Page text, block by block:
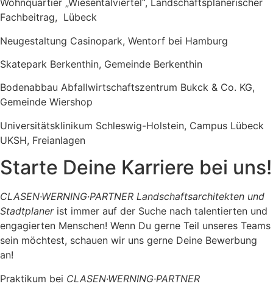
Wohnquartier „Wiesentalviertel“, Landschaftsplanerischer
Fachbeitrag, Lübeck
Neugestaltung Casinopark, Wentorf bei Hamburg
Skatepark Berkenthin, Gemeinde Berkenthin
Bodenabbau Abfallwirtschaftszentrum Bukck & Co. KG,
Gemeinde Wiershop
Universitätsklinikum Schleswig-Holstein, Campus Lübeck
UKSH, Freianlagen
Starte Deine Karriere bei uns!
CLASEN·WERNING·PARTNER Landschaftsarchitekten und
Stadtplaner ist immer auf der Suche nach talentierten und
engagierten Menschen! Wenn Du gerne Teil unseres Teams
sein möchtest, schauen wir uns gerne Deine Bewerbung
an!
Praktikum bei CLASEN·WERNING·PARTNER